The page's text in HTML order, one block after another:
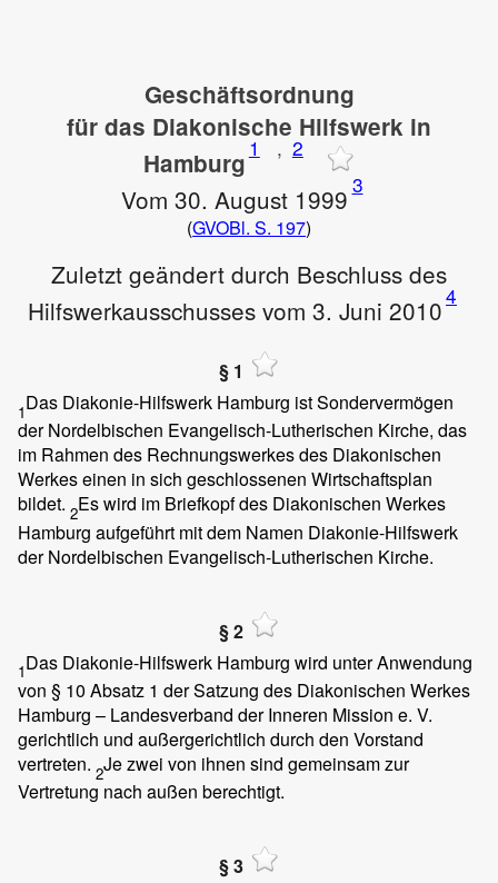
Geschäftsordnung
für das Diakonische Hilfswerk in
Hamburg 1 , 2
Vom 30. August 1999 3
(GVOBl. S. 197)
Zuletzt geändert durch Beschluss des
Hilfswerkausschusses vom 3. Juni 20104
§ 1
1Das Diakonie-Hilfswerk Hamburg ist Sondervermögen
der Nordelbischen Evangelisch-Lutherischen Kirche, das
im Rahmen des Rechnungswerkes des Diakonischen
Werkes einen in sich geschlossenen Wirtschaftsplan
bildet. 2Es wird im Briefkopf des Diakonischen Werkes
Hamburg aufgeführt mit dem Namen Diakonie-Hilfswerk
der Nordelbischen Evangelisch-Lutherischen Kirche.
§ 2
1Das Diakonie-Hilfswerk Hamburg wird unter Anwendung
von § 10 Absatz 1 der Satzung des Diakonischen Werkes
Hamburg – Landesverband der Inneren Mission e. V.
gerichtlich und außergerichtlich durch den Vorstand
vertreten. 2Je zwei von ihnen sind gemeinsam zur
Vertretung nach außen berechtigt.
§ 3